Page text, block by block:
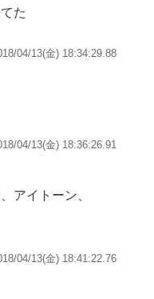
た
04/13(金) 18:34:29.88
04/13(金) 18:36:26.91
アイトーン、
04/13(金) 18:41:22.76